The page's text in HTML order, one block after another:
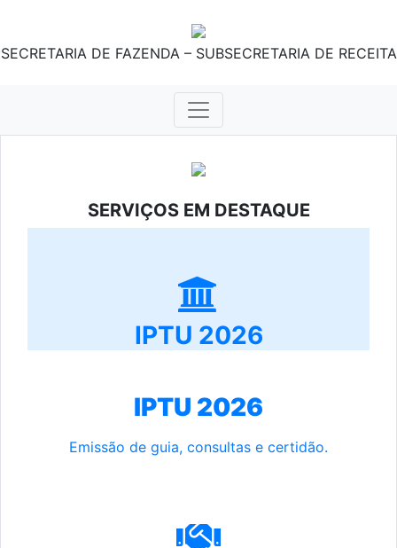
SECRETARIA DE FAZENDA – SUBSECRETARIA DE RECEITA
SERVIÇOS EM DESTAQUE
IPTU 2026
IPTU 2026
Emissão de guia, consultas e certidão.